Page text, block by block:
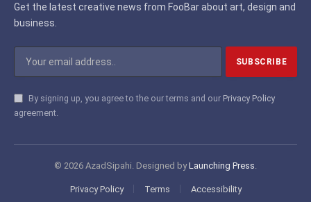
Get the latest creative news from FooBar about art, design and
business.
By signing up, you agree to the our terms and our Privacy Policy
agreement.
© 2026 AzadSipahi. Designed byLaunching Press
Privacy Policy Terms Accessibility